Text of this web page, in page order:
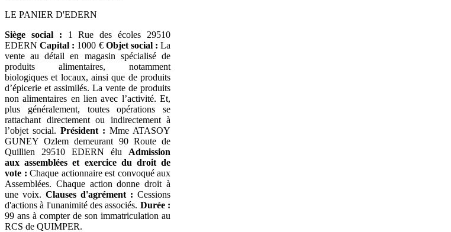
LE PANIER D'EDERN
Siège social : 1 Rue des écoles 29510
EDERNCapital : 1000 € Objet social : La
vente au détail en magasin spécialisé de
produits alimentaires, notamment
biologiques et locaux, ainsi que de produits
d’épicerie et assimilés. La vente de produits
non alimentaires en lien avec l’activité. Et,
plus généralement, toutes opérations se
rattachant directement ou indirectement à
l’objet social. Président : Mme ATASOY
GUNEY Ozlem demeurant 90 Route de
Quillien 29510 EDERN élu Admission
aux assemblées et exercice du droit de
vote : Chaque actionnaire est convoqué aux
Assemblées. Chaque action donne droit à
une voix. Clauses d'agrément : Cessions
d'actions à l'unanimité des associés. Durée :
99 ans à compter de son immatriculation au
RCS de QUIMPER.